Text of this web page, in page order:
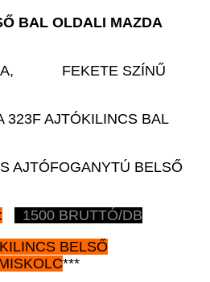
BAL OLDALI MAZDA
A, FEKETE SZÍNŰ
323F AJTÓKILINCS BAL
AJTÓFOGANYTÚ BELSŐ
1500 BRUTTÓ/DB
BELSŐ
***